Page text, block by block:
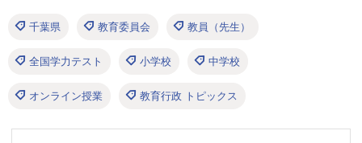
千葉県 教育委員会 教員（先生）
全国学力テスト 小学校 中学校
オンライン授業 教育行政 トピックス